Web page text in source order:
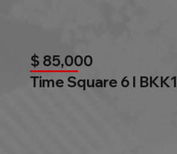
$ 85,000
Time Square 6 l BKK1